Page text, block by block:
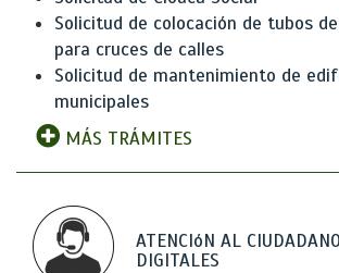
Solicitud de colocación de tubos
para cruces de calles
Solicitud de mantenimiento de
municipales
MÁS TRÁMITES
ATENCIóN AL
DIGITALES